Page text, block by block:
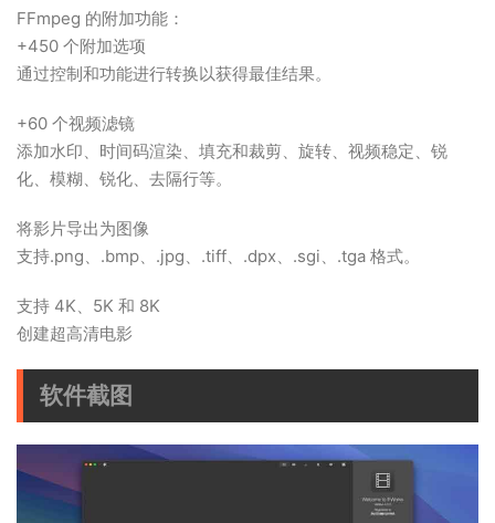
FFmpeg 的附加功能：
+450 个附加选项
通过控制和功能进行转换以获得最佳结果。
+60 个视频滤镜
添加水印、时间码渲染、填充和裁剪、旋转、视频稳定、锐
化、模糊、锐化、去隔行等。
将影片导出为图像
支持.png、.bmp、.jpg、.tiff、.dpx、.sgi、.tga 格式。
支持 4K、5K 和 8K
创建超高清电影
软件截图